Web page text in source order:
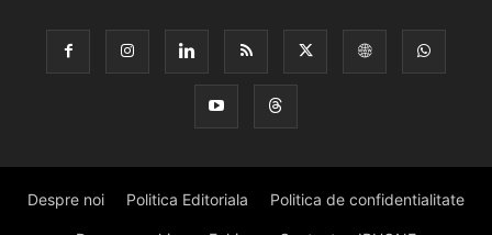
Despre noi Politica Editoriala Politica de confidentialitate